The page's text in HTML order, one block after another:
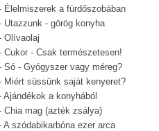
Élelmiszerek a fürdőszobában
Utazzunk - görög konyha
Olívaolaj
Cukor - Csak természetesen!
Só - Gyógyszer vagy méreg?
Miért süssünk saját kenyeret?
Ajándékok a konyhából
Chia mag (azték zsálya)
A szódabikarbóna ezer arca